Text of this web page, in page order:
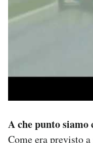
A che punto
Come era previsto